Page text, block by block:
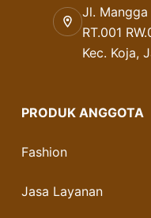
Jl.
RT.001
Kec. Koja,
PRODUK ANGGOTA
Fashion
Jasa Layanan